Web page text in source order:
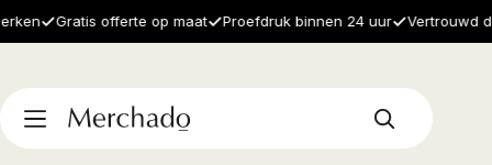
Gratis offerte op maat Proefdruk binnen 24 uur Vertrouwd